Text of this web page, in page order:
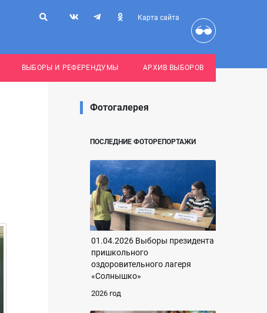
Карта сайта
ВЫБОРЫ И РЕФЕРЕНДУМЫ АРХИВ ВЫБОРОВ
Фотогалерея
ПОСЛЕДНИЕ ФОТОРЕПОРТАЖИ
01.04.2026 Выборы президента
пришкольного
оздоровительного лагеря
«Солнышко»
2026 год